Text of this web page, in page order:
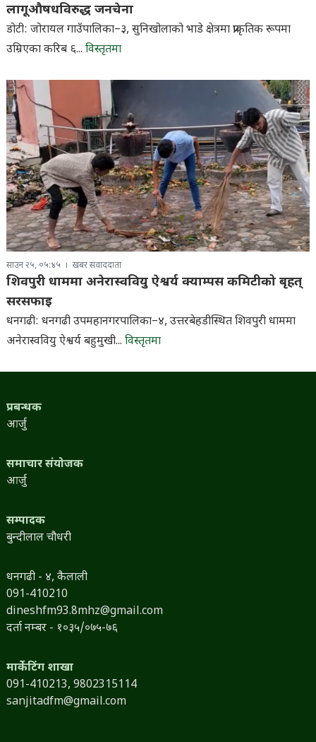
लागूऔषधविरुद्ध जनचेना
डोटी: जोरायल गाउँपालिका–३, सुनिखोलाको भाडे क्षेत्रमा प्राकृतिक रूपमा
उम्रिएका करिब ६... विस्तृतमा
साउन २५, ०५:४५ खबर संवाददाता
शिवपुरी धाममा अनेरास्ववियु ऐश्वर्य क्याम्पस कमिटीको बृहत्
सरसफाइ
धनगढी: धनगढी उपमहानगरपालिका–४, उत्तरबेहडीस्थित शिवपुरी धाममा
अनेरास्ववियु ऐश्वर्य बहुमुखी... विस्तृतमा
प्रबन्धक
आर्जु
समाचार संयोजक
आर्जु
सम्पादक
बुन्दीलाल चौधरी
धनगढी - ४, कैलाली
091-410210
dineshfm93.8mhz@gmail.com
दर्ता नम्बर - १०३५/०७५-७६
मार्केटिंग शाखा
091-410213, 9802315114
sanjitadfm@gmail.com